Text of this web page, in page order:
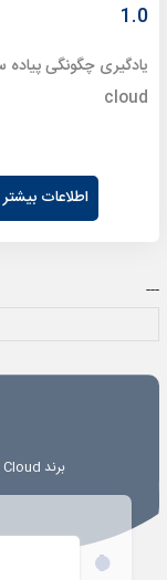
1.0
cloud
اطلاعات بیشتر
---
برند Cloud